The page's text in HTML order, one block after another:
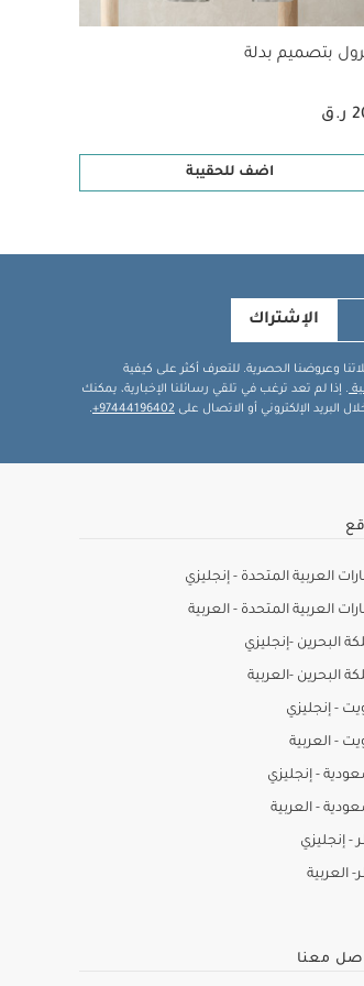
بتصميم بدلة
اضف للحقيبة
الإشتراك
وعروضنا الحصرية. للتعرف أكثر على كيفية
. إذا لم تعد ترغب في تلقي رسائلنا الإخبارية، يمكنك
الإلكتروني أو الاتصال على 97444196402+
.
العربية المتحدة - إنجليزي
العربية المتحدة - العربية
البحرين -إنجليزي
البحرين -العربية
- إنجليزي
- العربية
- إنجليزي
- العربية
- إنجليزي
العربية
معنا